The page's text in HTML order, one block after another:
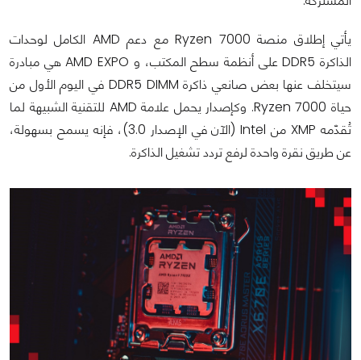
يأتي إطلاق منصة Ryzen 7000 مع دعم AMD الكامل لوحدات
الذاكرة DDR5 على أنظمة سطح المكتب، و AMD EXPO هي مبادرة
سيتخلف عنها بعض صانعي ذاكرة DDR5 DIMM في اليوم الأول من
حياة Ryzen 7000. وكإصدار يحمل علامة AMD للتقنية الشبيهة لما
تُقدّمه XMP من Intel (الآن في الإصدار 3.0)، فإنه يسمح بسهولة،
عن طريق نقرة واحدة لرفع تردد تشغيل الذاكرة.